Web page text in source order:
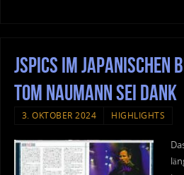
JSPics im japanischen
Tom Naumann sei Dank
3. OKTOBER 2024 HIGHLIGHTS